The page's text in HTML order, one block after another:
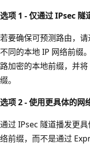
选项 1 - 仅通过 IPsec 隧
若要确保可预测路由，
不同的本地 IP 网络前缀
路加密的本地前缀，并
缀。
选项 2 - 使用更具体的网
通过 IPsec 隧道播发更
络前缀，而不是通过